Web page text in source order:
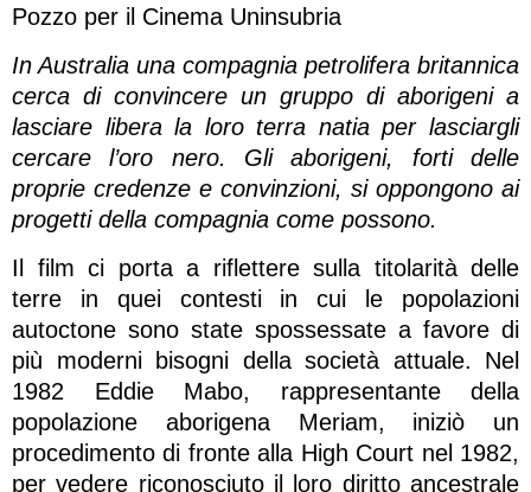
Pozzo per il Cinema Uninsubria
In Australia una compagnia petrolifera britannica
cerca di convincere un gruppo di aborigeni a
lasciare libera la loro terra natia per lasciargli
cercare l’oro nero. Gli aborigeni, forti delle
proprie credenze e convinzioni, si oppongono ai
progetti della compagnia come possono.
Il film ci porta a riflettere sulla titolarità delle
terre in quei contesti in cui le popolazioni
autoctone sono state spossessate a favore di
più moderni bisogni della società attuale. Nel
1982 Eddie Mabo, rappresentante della
popolazione aborigena Meriam, iniziò un
procedimento di fronte alla High Court nel 1982,
per vedere riconosciuto il loro diritto ancestrale